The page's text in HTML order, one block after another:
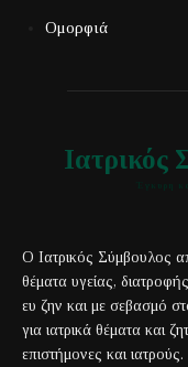
Ομορφιά
Ιατρικός
Ο Ιατρικός Σύμβουλος
θέματα υγείας,
ευ ζην και με σεβασμό
για ιατρικά θέματα και
επιστήμονες και